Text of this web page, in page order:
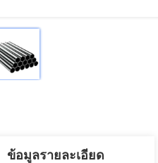
ข้อมูลรายละเอียด